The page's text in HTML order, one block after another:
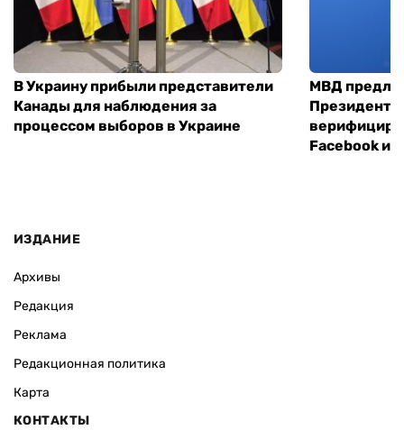
В Украину прибыли представители
Канады для наблюдения за
процессом выборов в Украине
МВД
Facebook и
ИЗДАНИЕ
Архивы
Редакция
Реклама
Редакционная политика
Карта
КОНТАКТЫ